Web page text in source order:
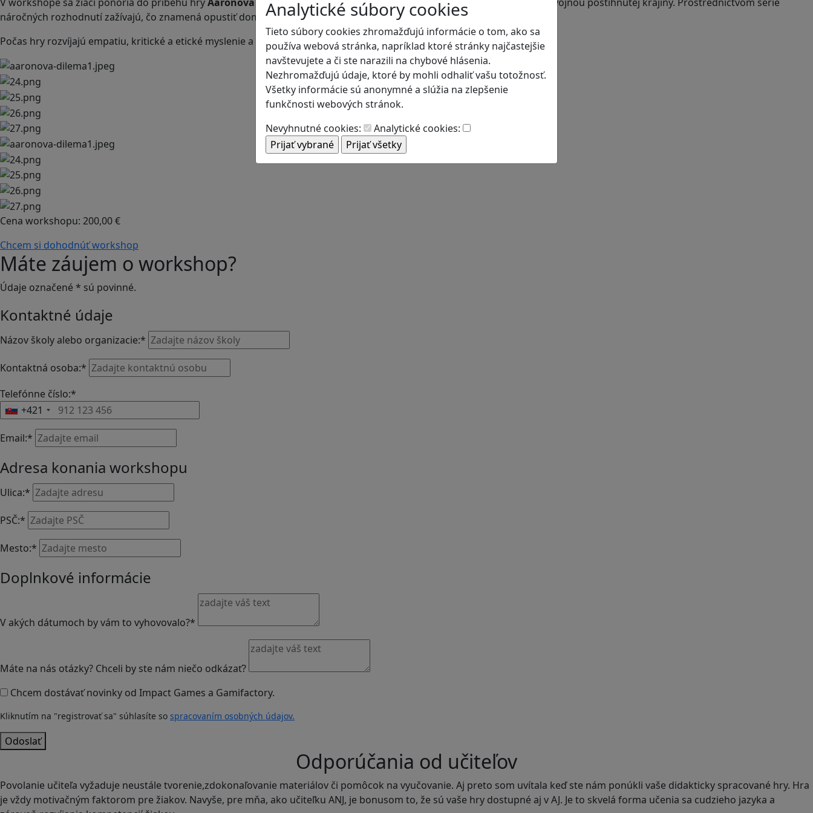
Analytické súbory cookies
Tieto súbory cookies zhromažďujú informácie o tom, ako sa
používa webová stránka, napríklad ktoré stránky najčastejšie
navštevujete a či ste narazili na chybové hlásenia.
Nezhromažďujú údaje, ktoré by mohli odhaliť vašu totožnosť.
Všetky informácie sú anonymné a slúžia na zlepšenie
funkčnosti webových stránok.
Nevyhnutné cookies:
Analytické cookies:
náročných rozhodnutí zažívajú, čo znamená opustiť domov a čeliť neistote, rizikám a morálnym dilemám.
Počas hry rozvíjajú empatiu, kritické a etické myslenie a lepšie porozumenie téme migrácie a utečenectva.
Cena workshopu: 200,00 €
Chcem si dohodnúť workshop
Máte záujem o workshop?
Údaje označené * sú povinné.
Kontaktné údaje
Názov školy alebo organizacie:*
Kontaktná osoba:*
Telefónne číslo:*
+421
Email:*
Adresa konania workshopu
Ulica:*
PSČ:*
Mesto:*
Doplnkové informácie
V akých dátumoch by vám to vyhovovalo?*
Máte na nás otázky? Chceli by ste nám niečo odkázať?
Chcem dostávať novinky od Impact Games a Gamifactory.
Kliknutím na "registrovať sa" súhlasíte so spracovaním osobných údajov.
Odoslať
Odporúčania od učiteľov
Povolanie učiteľa vyžaduje neustále tvorenie,zdokonaľovanie materiálov či pomôcok na vyučovanie. Aj preto som uvítala keď ste nám ponúkli vaše didakticky spracované hry. Hra
je vždy motivačným faktorom pre žiakov. Navyše, pre mňa, ako učiteľku ANJ, je bonusom to, že sú vaše hry dostupné aj v AJ. Je to skvelá forma učenia sa cudzieho jazyka a